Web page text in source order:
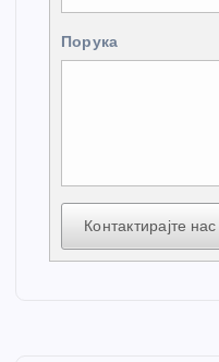
Порука
Контактирајте нас